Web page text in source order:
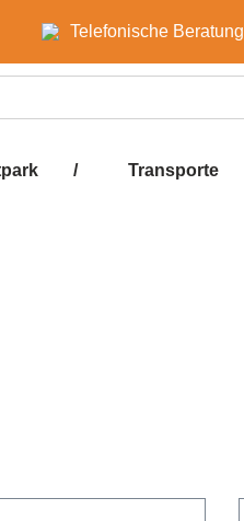
Telefonische Beratung
/ Transporte